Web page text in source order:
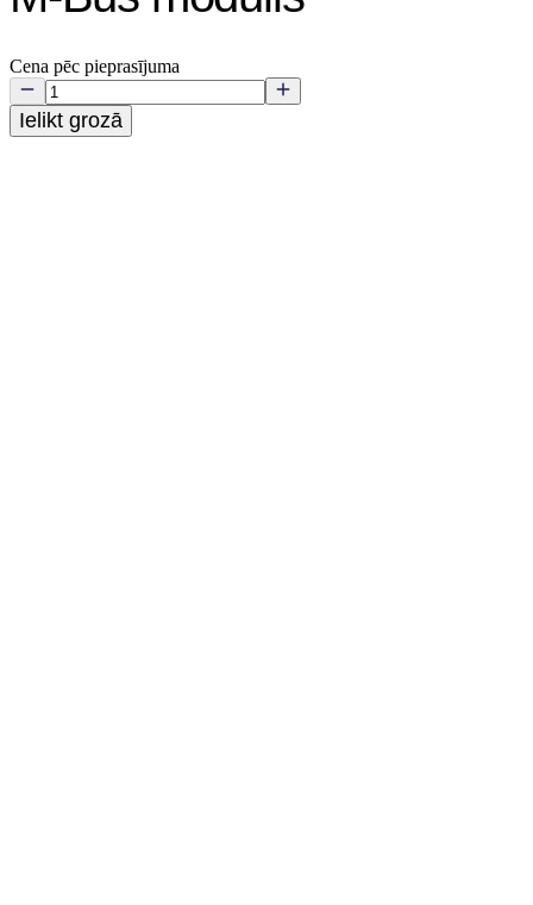
Cena pēc pieprasījuma
Ielikt grozā